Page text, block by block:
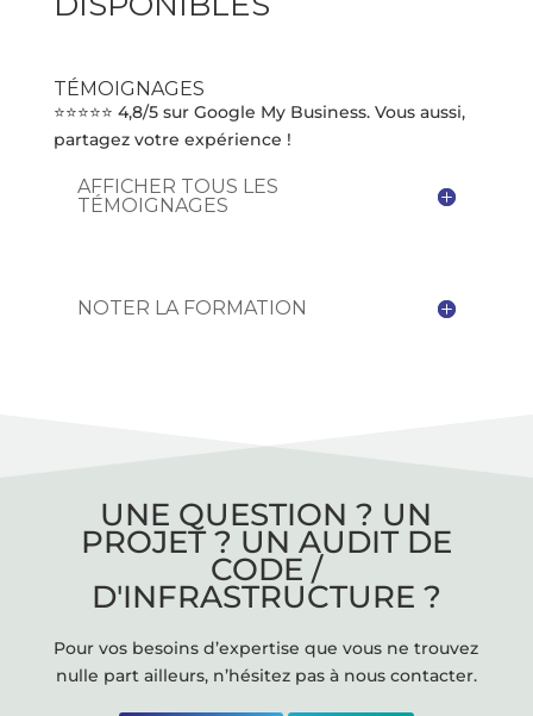
TÉMOIGNAGES
⭐⭐⭐⭐⭐ 4,8/5 sur Google My Business. Vous aussi,
partagez votre expérience !
AFFICHER TOUS LES
TÉMOIGNAGES
NOTER LA FORMATION
UNE QUESTION ? UN
PROJET ? UN AUDIT DE
CODE /
D'INFRASTRUCTURE ?
Pour vos besoins d’expertise que vous ne trouvez
nulle part ailleurs, n’hésitez pas à nous contacter.